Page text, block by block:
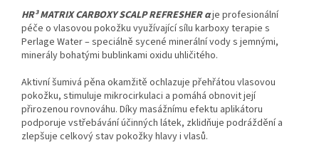
HR³ MATRIX CARBOXY SCALP REFRESHER αje profesionální
péče o vlasovou pokožku využívající sílu karboxy terapie s
Perlage Water – speciálně sycené minerální vody s jemnými,
minerály bohatými bublinkami oxidu uhličitého.
Aktivní šumivá pěna okamžitě ochlazuje přehřátou vlasovou
pokožku, stimuluje mikrocirkulaci a pomáhá obnovit její
přirozenou rovnováhu. Díky masážnímu efektu aplikátoru
podporuje vstřebávání účinných látek, zklidňuje podráždění a
zlepšuje celkový stav pokožky hlavy i vlasů.